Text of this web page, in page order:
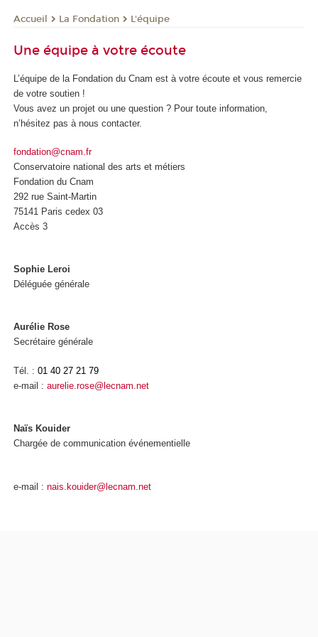
Accueil La Fondation L'équipe
Une équipe à votre écoute
L’équipe de la Fondation du Cnam est à votre écoute et vous remercie
de votre soutien !
Vous avez un projet ou une question ? Pour toute information,
n’hésitez pas à nous contacter.
fondation@cnam.fr
Conservatoire national des arts et métiers
Fondation du Cnam
292 rue Saint-Martin
75141 Paris cedex 03
Accès 3
Sophie Leroi
Déléguée générale
Aurélie Rose
Secrétaire générale
Tél. : 01 40 27 21 79
e-mail : aurelie.rose@lecnam.net
Naïs Kouider
Chargée de communication événementielle
e-mail : nais.kouider@lecnam.net